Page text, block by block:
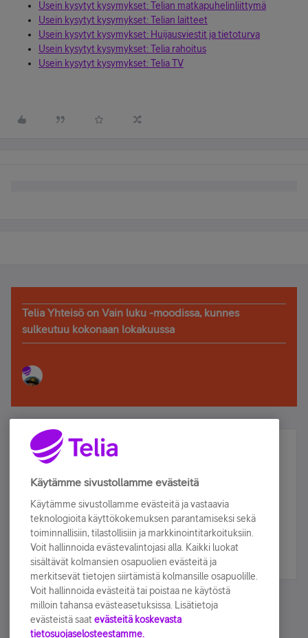
Usein kysytyt kysymykset: Telian matkapuhelinliittymä
Usein kysytyt kysymykset: Telian laitteet
Usein kysytyt kysymykset: Huijausviestit ja tietoturva
Usein kysytyt kysymykset: Telia rahoitus
Usein kysytyt kysymykset: Telia TV
Telia Yhteisö on Vain luku -moodissa, kunnes
sulkeutuu kokonaan lokakuussa
Älä jää paitsi – osallistu ja voita!
Tilaa Telian uutiskirje ja olet mukana arvonnassa.
sähköpostiisi.
Tilaa nyt
Käytämme sivustollamme evästeitä
Käytämme sivustollamme evästeitä ja vastaavia
teknologioita käyttökokemuksen parantamiseksi sekä
toiminnallisiin, tilastollisiin ja markkinointitarkoituksiin.
Voit hallinnoida evästevalintojasi alla. Kaikki luokat
sisältävät kolmansien osapuolien evästeitä ja
merkitsevät tietojen siirtämistä kolmansille osapuolille.
Voit hallinnoida evästeitä tai poistaa ne käytöstä
milloin tahansa evästeasetuksissa. Lisätietoja
evästeistä saat evästeitä koskevasta
tietosuojaselosteestamme.